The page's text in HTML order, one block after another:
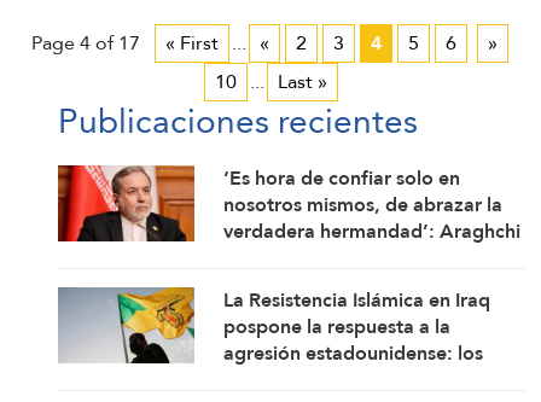
Page 4 of 17 « First ... « 2 3 4 5 6
»
10 ... Last »
Publicaciones recientes
‘Es hora de confiar solo en
nosotros mismos, de abrazar la
verdadera hermandad’: Araghchi
La Resistencia Islámica en Iraq
pospone la respuesta a la
agresión estadounidense: los